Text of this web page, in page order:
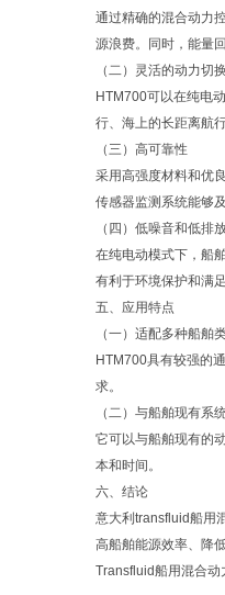
通过精确的混合动力
源浪费。同时，能量
（二）灵活的动力切
HTM700可以在纯电
行、海上的长距离航
（三）高可靠性
采用高强度材料和优
传感器监测系统能够
（四）低噪音和低排
在纯电动模式下，船
有利于环境保护和满
五、应用特点
（一）适配多种船舶
HTM700具有较强的
求。
（二）与船舶现有系
它可以与船舶现有的
本和时间。
六、结论
意大利transfluid船用
高船舶能源效率、降
Transfluid船用混合